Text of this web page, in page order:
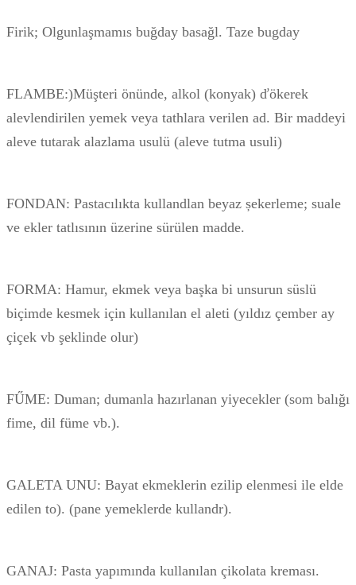
Firik; Olgunlaşmamıs buğday basağl. Taze bugday
FLAMBE:)Müşteri önünde, alkol (konyak) ďökerek
alevlendirilen yemek veya tathlara verilen ad. Bir maddeyi
aleve tutarak alazlama usulü (aleve tutma usuli)
FONDAN: Pastacılıkta kullandlan beyaz șekerleme; suale
ve ekler tatlısının üzerine sürülen madde.
FORMA: Hamur, ekmek veya başka bi unsurun süslü
biçimde kesmek için kullanılan el aleti (yıldız çember ay
çiçek vb şeklinde olur)
FŰME: Duman; dumanla hazırlanan yiyecekler (som balığı
fime, dil füme vb.).
GALETA UNU: Bayat ekmeklerin ezilip elenmesi ile elde
edilen to). (pane yemeklerde kullandr).
GANAJ: Pasta yapımında kullanılan çikolata kreması.